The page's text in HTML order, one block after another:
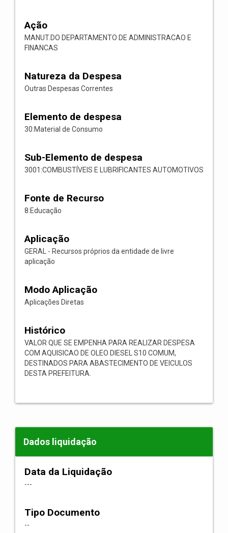
Ação
MANUT.DO DEPARTAMENTO DE ADMINISTRACAO E
FINANCAS
Natureza da Despesa
Outras Despesas Correntes
Elemento de despesa
30:Material de Consumo
Sub-Elemento de despesa
3001:COMBUSTÍVEIS E LUBRIFICANTES AUTOMOTIVOS
Fonte de Recurso
8:Educação
Aplicação
GERAL - Recursos próprios da entidade de livre
aplicação
Modo Aplicação
Aplicações Diretas
Histórico
VALOR QUE SE EMPENHA PARA REALIZAR DESPESA
COM AQUISICAO DE OLEO DIESEL S10 COMUM,
DESTINADOS PARA ABASTECIMENTO DE VEICULOS
DESTA PREFEITURA.
Dados liquidação
Data da Liquidação
---
Tipo Documento
--